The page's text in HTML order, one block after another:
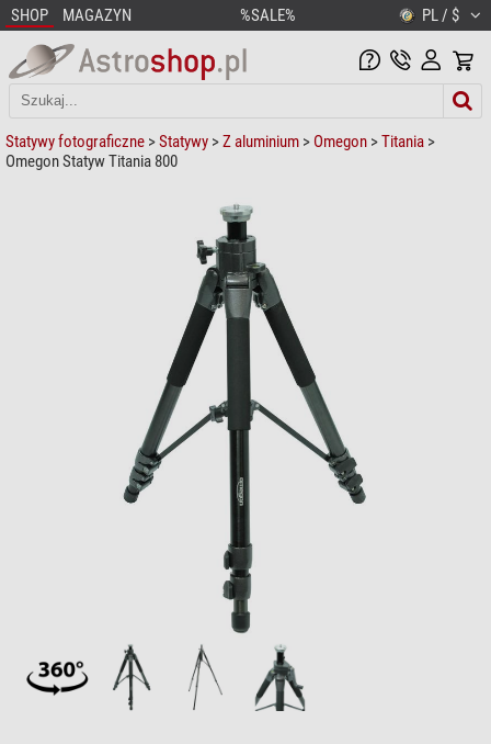
SHOP MAGAZYN %SALE% PL / $
Statywy fotograficzne >Statywy >Z aluminium > Omegon >Titania >
Omegon Statyw Titania 800